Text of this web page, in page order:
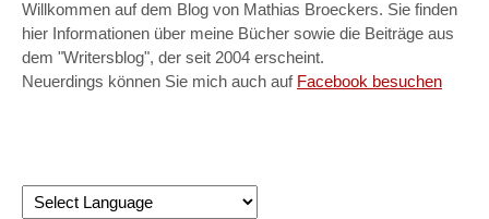
Willkommen auf dem Blog von Mathias Broeckers. Sie finden
hier Informationen über meine Bücher sowie die Beiträge aus
dem "Writersblog", der seit 2004 erscheint.
Neuerdings können Sie mich auch auf Facebook besuchen